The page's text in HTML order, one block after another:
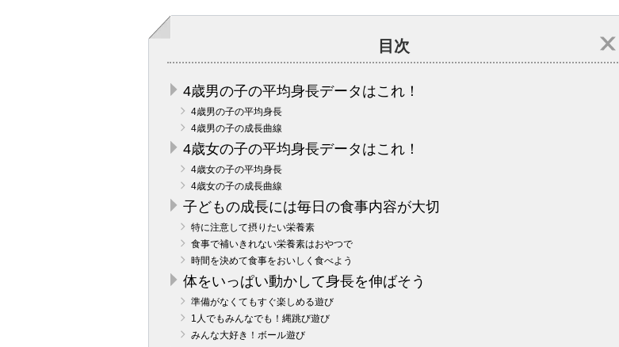
目次
4歳男の子の平均身長データはこれ！
4歳男の子の平均身長
4歳男の子の成長曲線
4歳女の子の平均身長データはこれ！
4歳女の子の平均身長
4歳女の子の成長曲線
子どもの成長には毎日の食事内容が大切
特に注意して摂りたい栄養素
食事で補いきれない栄養素はおやつで
時間を決めて食事をおいしく食べよう
体をいっぱい動かして身長を伸ばそう
準備がなくてもすぐ楽しめる遊び
1人でもみんなでも！縄跳び遊び
みんな大好き！ボール遊び